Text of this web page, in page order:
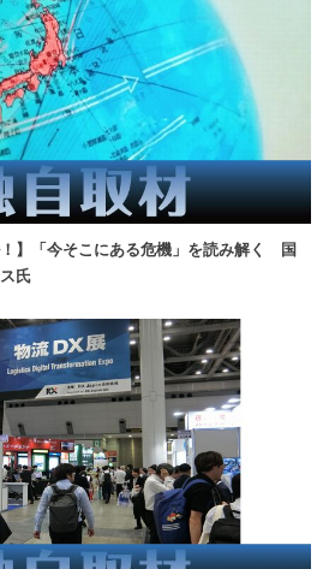
！】「今そこにある危機」を読み解く 国
氏